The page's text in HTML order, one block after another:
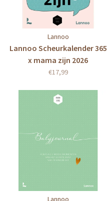
Lannoo
Lannoo Scheurkalender 365
x mama zijn 2026
€17,99
Lannoo